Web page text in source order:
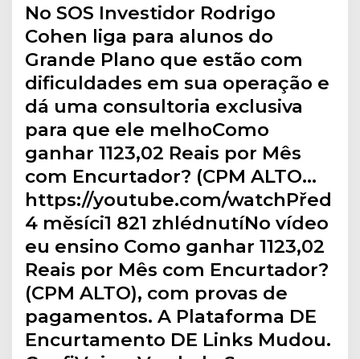
No SOS Investidor Rodrigo
Cohen liga para alunos do
Grande Plano que estão com
dificuldades em sua operação e
dá uma consultoria exclusiva
para que ele melhoComo
ganhar 1123,02 Reais por Mês
com Encurtador? (CPM ALTO…
https://youtube.com/watchPřed
4 měsíci1 821 zhlédnutíNo vídeo
eu ensino Como ganhar 1123,02
Reais por Mês com Encurtador?
(CPM ALTO), com provas de
pagamentos. A Plataforma DE
Encurtamento DE Links Mudou.